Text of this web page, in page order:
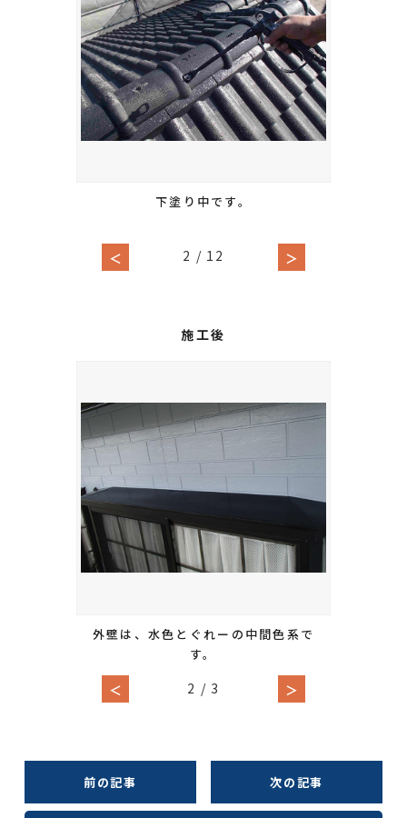
＜
下塗り中です。
＞
2 / 12
施工後
＜
外壁は、水色とぐれーの中間色系で
す。
＞
2 / 3
前の記事 次の記事